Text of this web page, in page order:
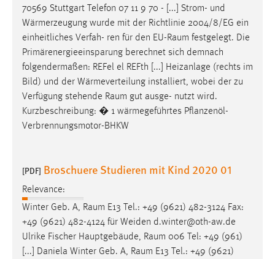
70569 Stuttgart Telefon 07 11 9 70 - [...] Strom- und
Wärmerzeugung wurde mit der Richtlinie 2004/8/EG ein
einheitliches Verfah- ren für den EU-Raum festgelegt. Die
Primärenergieeinsparung berechnet sich demnach
folgendermaßen: REFel el REFth [...] Heizanlage (rechts im
Bild) und der Wärmeverteilung installiert, wobei der zu
Verfügung stehende Raum gut ausge- nutzt wird.
Kurzbeschreibung: � 1 wärmegeführtes Pflanzenöl-
Verbrennungsmotor-BHKW
[PDF] Broschuere Studieren mit Kind 2020 01
Relevance:
Winter Geb. A, Raum E13 Tel.: +49 (9621) 482-3124 Fax:
+49 (9621) 482-4124 für Weiden d.winter@oth-aw.de
Ulrike Fischer Hauptgebäude, Raum 006 Tel: +49 (961)
[...] Daniela Winter Geb. A, Raum E13 Tel.: +49 (9621)